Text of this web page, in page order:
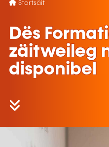
Startsäit
Dës
zäitweileg
disponibel